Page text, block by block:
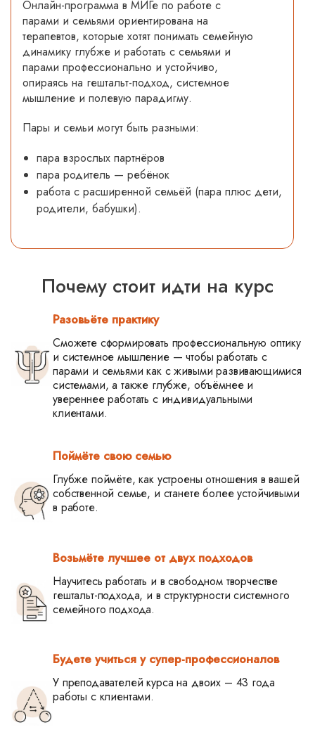
Онлайн-программа в МИГе по работе с
парами и семьями ориентирована на
терапевтов, которые хотят понимать семейную
динамику глубже и работать с семьями и
парами профессионально и устойчиво,
опираясь на гештальт-подход, системное
мышление и полевую парадигму.
Пары и семьи могут быть разными:
пара взрослых партнёров
пара родитель — ребёнок
работа с расширенной семьёй (пара плюс дети,
родители, бабушки).
Почему стоит идти на курс
Разовьёте практику
Сможете сформировать профессиональную оптику
и системное мышление — чтобы работать с
парами и семьями как с живыми развивающимися
системами, а также глубже, объёмнее и
увереннее работать с индивидуальными
клиентами.
Поймёте свою семью
Глубже поймёте, как устроены отношения в вашей
собственной семье, и станете более устойчивыми
в работе.
Возьмёте лучшее от двух подходов
Научитесь работать и в свободном творчестве
гештальт-подхода, и в структурности системного
семейного подхода.
Будете учиться у супер-профессионалов
У преподавателей курса на двоих – 43 года
работы с клиентами.